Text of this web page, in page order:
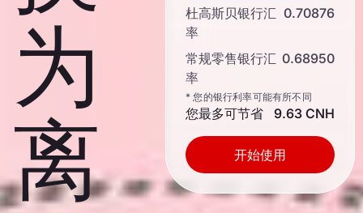
为
离
杜高斯贝银行汇
率
0.70876
常规零售银行汇
率
0.68950
* 您的银行利率可能有所不同
您最多可节省 9.63 CNH
开始使用